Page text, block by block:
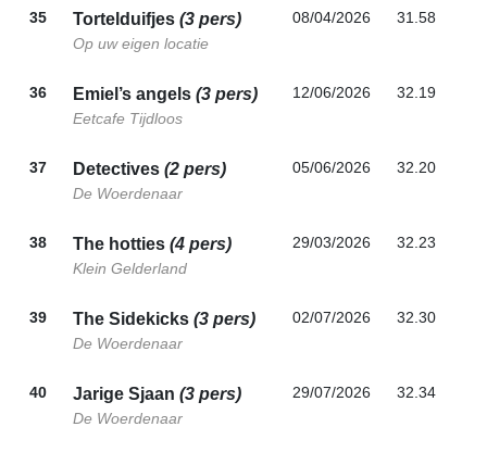
35 Tortelduifjes (3 pers)
Op uw eigen locatie
08/04/2026 31.58
36 Emiel’s angels (3 pers)
Eetcafe Tijdloos
12/06/2026 32.19
37 Detectives (2 pers)
De Woerdenaar
05/06/2026 32.20
38 The hotties (4 pers)
Klein Gelderland
29/03/2026 32.23
39 The Sidekicks (3 pers)
De Woerdenaar
02/07/2026 32.30
40 Jarige Sjaan (3 pers)
De Woerdenaar
29/07/2026 32.34